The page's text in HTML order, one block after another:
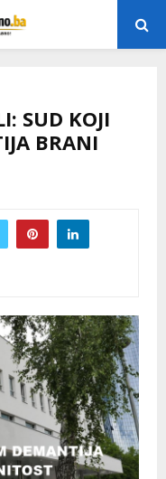
SUD KOJI
BRANI